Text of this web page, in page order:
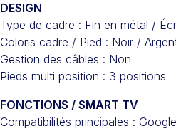
DESIGN
Type de cadre : Fin en métal /
Coloris cadre / Pied : Noir /
Gestion des câbles : Non
Pieds multi position : 3 positions
FONCTIONS / SMART TV
Compatibilités principales :